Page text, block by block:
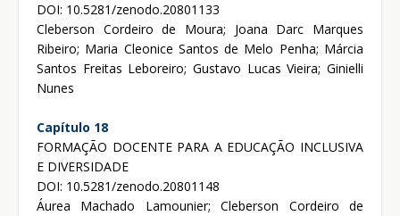
DOI: 10.5281/zenodo.20801133
Cleberson Cordeiro de Moura; Joana Darc Marques
Ribeiro; Maria Cleonice Santos de Melo Penha; Márcia
Santos Freitas Leboreiro; Gustavo Lucas Vieira; Ginielli
Nunes
Capítulo 18
FORMAÇÃO DOCENTE PARA A EDUCAÇÃO INCLUSIVA
E DIVERSIDADE
DOI: 10.5281/zenodo.20801148
Áurea Machado Lamounier; Cleberson Cordeiro de